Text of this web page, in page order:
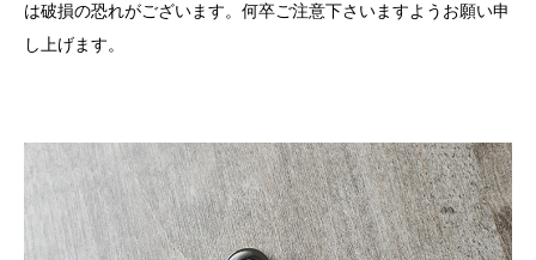
は破損の恐れがございます。何卒ご注意下さいますようお願い申
し上げます。